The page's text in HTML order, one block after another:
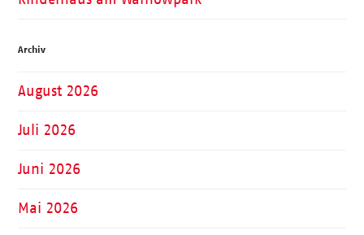
Archiv
August 2026
Juli 2026
Juni 2026
Mai 2026